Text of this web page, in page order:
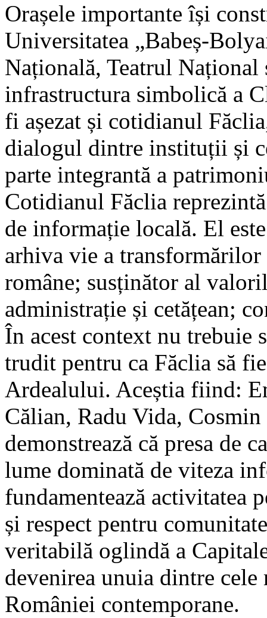
Orașele importante își
Universitatea „Babeș-
Națională, Teatrul Național
infrastructura simbolică a
fi așezat și cotidianul
dialogul dintre instituții și
parte integrantă a
Cotidianul Făclia
de informație locală. El
arhiva vie a
române; susținător al
administrație și cetățean;
În acest context nu trebuie
trudit pentru ca Făclia să
Ardealului. Aceștia fiind:
Călian, Radu Vida,
demonstrează că presa de
lume dominată de viteza
fundamentează activitatea
și respect pentru
veritabilă oglindă a
devenirea unuia dintre
României contemporane.